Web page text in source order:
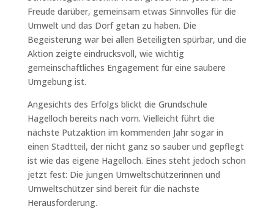
Freude darüber, gemeinsam etwas Sinnvolles für die
Umwelt und das Dorf getan zu haben. Die
Begeisterung war bei allen Beteiligten spürbar, und die
Aktion zeigte eindrucksvoll, wie wichtig
gemeinschaftliches Engagement für eine saubere
Umgebung ist.
Angesichts des Erfolgs blickt die Grundschule
Hagelloch bereits nach vorn. Vielleicht führt die
nächste Putzaktion im kommenden Jahr sogar in
einen Stadtteil, der nicht ganz so sauber und gepflegt
ist wie das eigene Hagelloch. Eines steht jedoch schon
jetzt fest: Die jungen Umweltschützerinnen und
Umweltschützer sind bereit für die nächste
Herausforderung.